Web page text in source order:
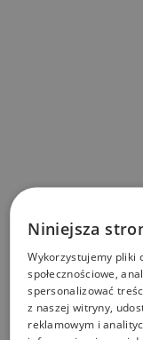
Niniejsza
Wykorzystujemy pliki
społecznościowe,
spersonalizować
z naszej witryny,
reklamowym i